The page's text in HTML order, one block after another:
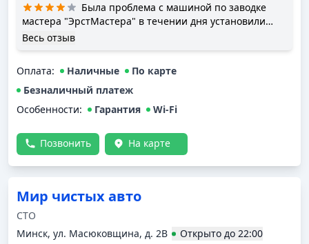
Была проблема с машиной по заводке
мастера "ЭрстМастера" в течении дня установили
причину подкинули блок ЭБУ и привязали его.Больше
Весь отзыв
Оплата: Наличные
По карте
Безналичный платеж
Особенности:
Гарантия Wi-Fi
Позвонить На карте
Мир чистых авто
СТО
Минск, ул. Масюковщина, д. 2В
Открыто до 22:00